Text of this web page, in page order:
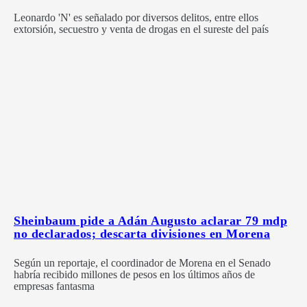
Leonardo 'N' es señalado por diversos delitos, entre ellos
extorsión, secuestro y venta de drogas en el sureste del país
Sheinbaum pide a Adán Augusto aclarar 79 mdp
no declarados; descarta divisiones en Morena
Según un reportaje, el coordinador de Morena en el Senado
habría recibido millones de pesos en los últimos años de
empresas fantasma